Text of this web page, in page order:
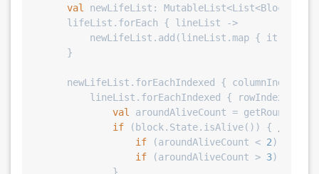
val newLifeList: MutableList<List<Block>> =
    lifeList.forEach { lineList ->
newLifeList.add(lineList.map {
    }
newLifeList.forEachIndexed { columnIndex,
lineList.forEachIndexed { rowIndex,
val aroundAliveCount =
if (block.State.isAlive()) {
if (aroundAliveCount < 2)
if (aroundAliveCount > 3)